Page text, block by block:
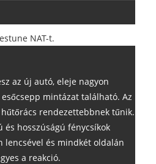
NAT-t.
az új autó, eleje nagyon
mintázat található. Az
rendezettebbnek tűnik.
és hosszúságú fénycsíkok
lencsével és mindkét oldalán
a reakció.